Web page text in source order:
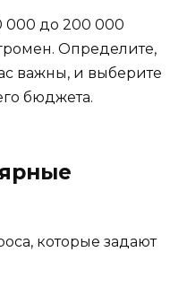
000 до 200 000
Определите,
важны, и выберите
бюджета.
которые задают